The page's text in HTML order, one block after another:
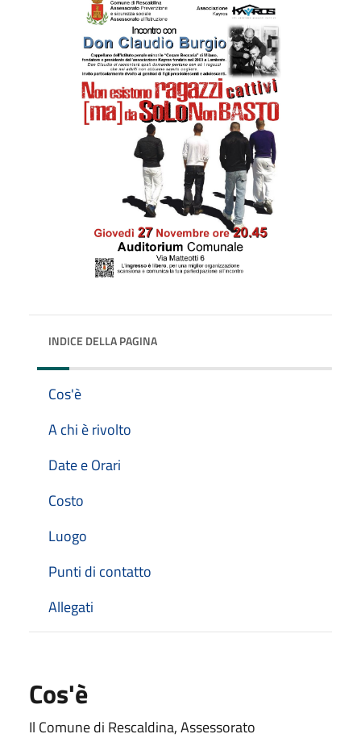
INDICE DELLA PAGINA
Cos'è
A chi è rivolto
Date e Orari
Costo
Luogo
Punti di contatto
Allegati
Cos'è
Il Comune di Rescaldina, Assessorato